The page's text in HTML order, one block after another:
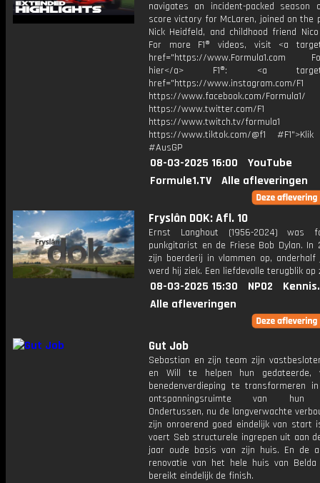
navigates an incident-packed season
score victory for McLaren, joined on the
Nick Heidfeld, and childhood friend
For more F1® videos, visit <a
href="https://www.Formula1.com
hier</a> F1®: <a
href="https://www.instagram.com/F1
https://www.facebook.com/Formula1/
https://www.twitter.com/F1
https://www.twitch.tv/formula1
https://www.tiktok.com/@f1
#AusGP
08-03-2025 16:00
YouTube
Formule1.TV
Alle afleveringen
Fryslân DOK: Afl. 10
Ernst Langhout (1956-2024) was
punkgitarist en de Friese Bob Dylan. In
zijn boerderij in vlammen op,
werd hij ziek. Een liefdevolle terugblik op
08-03-2025 15:30 NPO2
Alle afleveringen
Gut Job
Sebastian en zijn team zijn
en Will te helpen hun gedateerde,
benedenverdieping te transformeren
ontspanningsruimte van hun
Ondertussen, nu de langverwachte
zijn onroerend goed eindelijk van start
voert Seb structurele ingrepen uit aan
jaar oude basis van zijn huis. En de
renovatie van het hele huis van
bereikt eindelijk de finish.